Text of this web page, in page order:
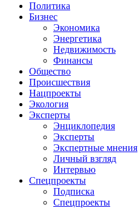
Политика
Бизнес
Экономика
Энергетика
Недвижимость
Финансы
Общество
Происшествия
Нацпроекты
Экология
Эксперты
Энциклопедия
Эксперты
Экспертные мнения
Личный взгляд
Интервью
Спецпроекты
Подписка
Спецпроекты